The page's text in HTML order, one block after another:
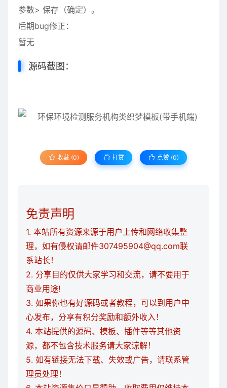
参数> 保存（确定）。
后期bug修正：
暂无
源码截图：
收藏 (0) 打赏 点赞 (0)
免责声明
1. 本站所有资源来源于用户上传和网络收集整
理，如有侵权请邮件307495904@qq.com联
系站长！
2. 分享目的仅供大家学习和交流，请不要用于
商业用途!
3. 如果你也有好源码或者教程，可以到用户中
心发布，分享有积分奖励和额外收入！
4. 本站提供的源码、模板、插件等等其他资
源，都不包含技术服务请大家谅解！
5. 如有链接无法下载、失效或广告，请联系管
理员处理！